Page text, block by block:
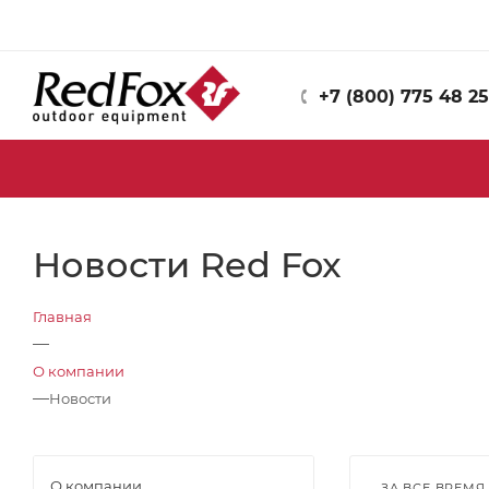
+7 (800) 775 48 25
Новости Red Fox
Главная
—
О компании
—Новости